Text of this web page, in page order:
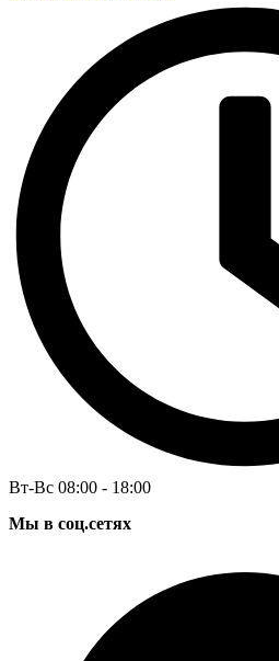
Вт-Вс 08:00 - 18:00
Мы в соц.сетях